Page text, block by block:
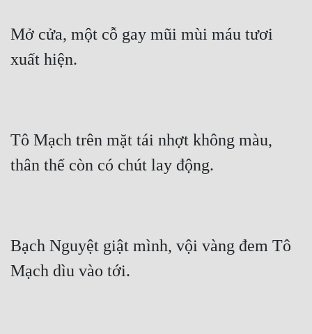
Mở cửa, một cỗ gay mũi mùi máu tươi
xuất hiện.
Tô Mạch trên mặt tái nhợt không màu,
thân thể còn có chút lay động.
Bạch Nguyệt giật mình, vội vàng đem Tô
Mạch dìu vào tới.